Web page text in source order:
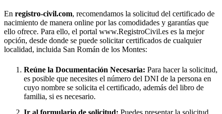
En registro-civil.com, recomendamos la solicitud del certificado de
nacimiento de manera online por las comodidades y garantías que
ello ofrece. Para ello, el portal www.RegistroCivil.es es la mejor
opción, desde donde se puede solicitar certificados de cualquier
localidad, incluida San Román de los Montes:
Reúne la Documentación Necesaria: Para hacer la solicitud,
es posible que necesites el número del DNI de la persona en
cuyo nombre se solicita el certificado, además del libro de
familia, si es necesario.
Ir al formulario de solicitud: Puedes presentar la solicitud